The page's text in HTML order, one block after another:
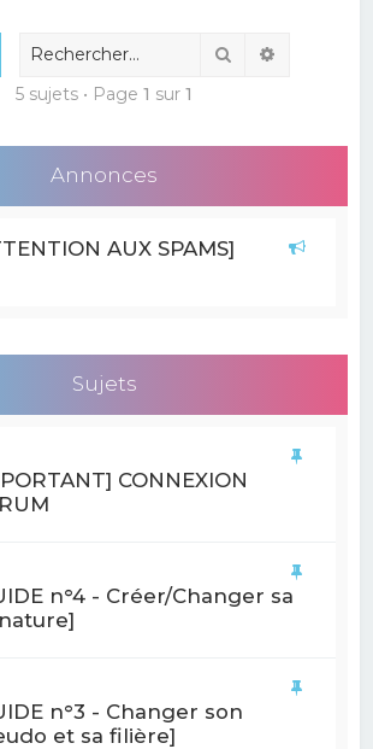
Rechercher
5 sujets • Page 1 sur 1
Annonces
AUX SPAMS]
Sujets
CONNEXION
n°4 - Créer/Changer sa
n°3 - Changer son
et sa filière]